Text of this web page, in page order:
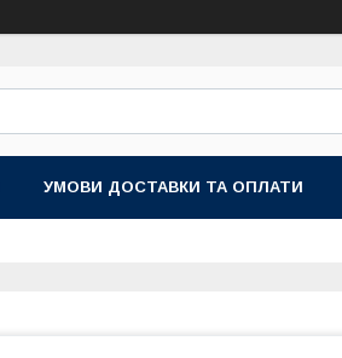
УМОВИ ДОСТАВКИ ТА ОПЛАТИ